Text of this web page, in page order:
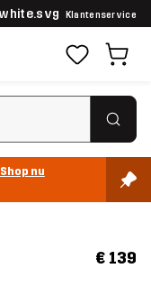
Klantenservice
Shop nu
€ 139